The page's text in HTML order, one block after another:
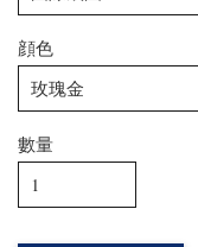
顔色
數量